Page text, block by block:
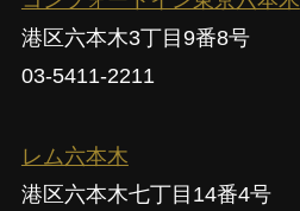
港区六本木3丁目9番8号
03-5411-2211
レム六本木
港区六本木七丁目14番4号